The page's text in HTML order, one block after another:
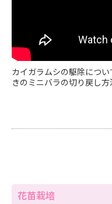
カイガラムシの駆除につ
きのミニバラの切り戻し方
花苗栽培